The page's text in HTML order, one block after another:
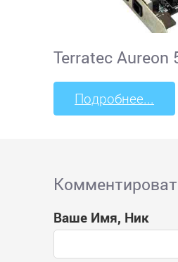
Terratec Aureon
Подробнее...
Ваше Имя, Ник